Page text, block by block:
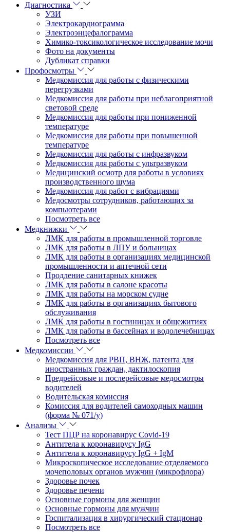
Диагностика
УЗИ
Электрокардиограмма
Электроэнцефалограмма
Химико-токсикологическое исследование мочи
Фото на документы
Дубликат справки
Профосмотры
Медкомиссия для работы с физическими
перегрузками
Медкомиссия для работы при неблагоприятной
световой среде
Медкомиссия для работы при пониженной
температуре
Медкомиссия для работы при повышенной
температуре
Медкомиссия для работы с инфразвуком
Медкомиссия для работы с ультразвуком
Медицинский осмотр для работы в условиях
производственного шума
Медкомиссия для работ с вибрациями
Медосмотры сотрудников, работающих за
компьютерами
Посмотреть все
Медкнижки
ЛМК для работы в промышленной торговле
ЛМК для работы в ЛПУ и больницах
ЛМК для работы в организациях медицинской
промышленности и аптечной сети
Продление санитарных книжек
ЛМК для работы в салоне красоты
ЛМК для работы на морском судне
ЛМК для работы в организациях бытового
обслуживания
ЛМК для работы в гостиницах и общежитиях
ЛМК для работы в бассейнах и водолечебницах
Посмотреть все
Медкомиссии
Медкомиссия для РВП, ВНЖ, патента для
иностранных граждан, дактилоскопия
Предрейсовые и послерейсовые медосмотры
водителей
Водительская комиссия
Комиссия для водителей самоходных машин
(форма № 071/у)
Анализы
Тест ПЦР на коронавирус Covid-19
Антитела к коронавирусу IgG
Антитела к коронавирусу IgG + IgM
Микроскопическое исследование отделяемого
мочеполовых органов мужчин (микрофлора)
Здоровье почек
Здоровье печени
Основные гормоны для женщин
Основные гормоны для мужчин
Госпитализация в хирургический стационар
Посмотреть все